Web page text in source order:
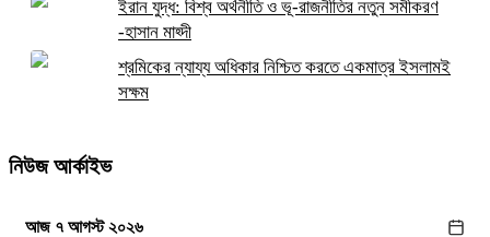
ইরান যুদ্ধ: বিশ্ব অর্থনীতি ও ভূ-রাজনীতির নতুন সমীকরণ
-হাসান মাহ্দী
শ্রমিকের ন্যায্য অধিকার নিশ্চিত করতে একমাত্র ইসলামই
সক্ষম
নিউজ আর্কাইভ
আজ ৭ আগস্ট ২০২৬